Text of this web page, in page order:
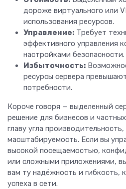
дороже виртуального или
использования ресурсов.
Управление: Требует
эффективного управления
настройками безопасности.
Избыточность:
ресурсы сервера
потребности.
Короче говоря — выделенный
решение для бизнесов и
главу угла
масштабируемость. Если вы
высокой посещаемостью,
или сложными приложениями,
вам ту надёжность и гибкость,
успеха в сети.